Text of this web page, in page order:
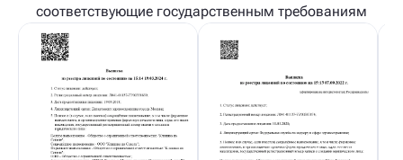
соответствующие государственным требованиям